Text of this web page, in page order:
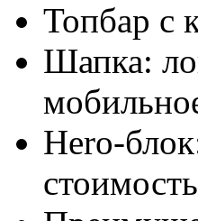
Топбар с
Шапка:
Hero-